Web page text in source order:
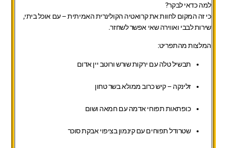
למה כדאי לבקר?
כי זה המקום לחוות את קרואטיה הקולינרית האמיתית – עם אוכל ביתי,
שירות לבבי ואווירה שאי אפשר לשחזר.
המלצות מהתפריט:
תבשיל טלה עם ירקות שורש ורוטב יין אדום
זלינקה – קיש כרוב ממולא בשר טחון
כופתאות תפוחי אדמה עם חמאה ושום
שטרודל תפוחים עם קינמון בציפוי אבקת סוכר